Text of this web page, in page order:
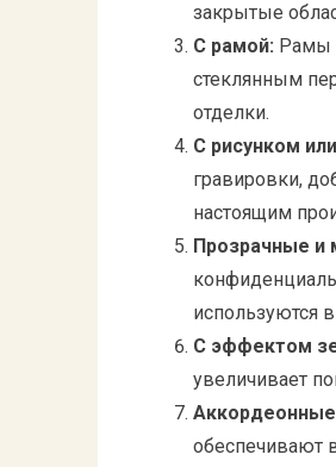
закрытые
С рамой: Рамы
стеклянным
отделки.
С рисунком
гравировки,
настоящим
Прозрачные и
используются
С эффектом
увеличивает
обеспечивают